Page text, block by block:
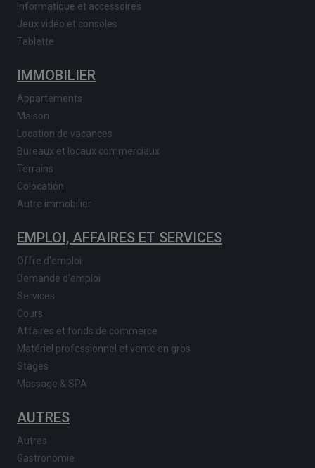
Informatique et accessoires
Jeux vidéo et consoles
Tablette
IMMOBILIER
Appartements
Maison
Location de vacances
Bureaux et locaux commerciaux
Terrains
Colocation
Autre immobilier
EMPLOI, AFFAIRES ET SERVICES
Offre d'emploi
Demande d'emploi
Services
Cours
Affaires et fonds de commerce
Matériel professionnel et vente en gros
Stages
Massage & SPA
AUTRES
Autres
Gastronomie